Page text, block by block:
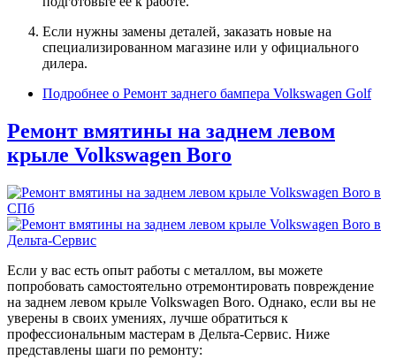
Если нужны замены деталей, заказать новые на
специализированном магазине или у официального
дилера.
Подробнее о Ремонт заднего бампера Volkswagen Golf
Ремонт вмятины на заднем левом
крыле Volkswagen Boro
Если у вас есть опыт работы с металлом, вы можете
попробовать самостоятельно отремонтировать повреждение
на заднем левом крыле Volkswagen Boro. Однако, если вы не
уверены в своих умениях, лучше обратиться к
профессиональным мастерам в Дельта-Сервис. Ниже
представлены шаги по ремонту: